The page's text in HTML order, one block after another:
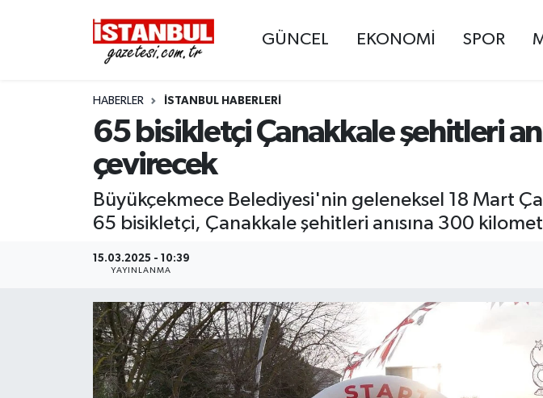
GÜNCEL EKONOMİ SPOR
HABERLER İSTANBUL HABERLERI
65 bisikletçi Çanakkale şehitleri
çevirecek
Büyükçekmece Belediyesi'nin geleneksel 18 Mart
65 bisikletçi, Çanakkale şehitleri anısına 300
15.03.2025 - 10:39
YAYINLANMA
EKONOMİ
İSTANBUL
MAGAZİN
KÜLTÜR SANAT
SAĞLIK
BİLİM VE TEKNOLOJİ
Nöbetçi Eczaneler
Hava Durumu
Trafik Durumu
Tüm Manşetler
Son Dakika Haberleri
Haber Arşivi